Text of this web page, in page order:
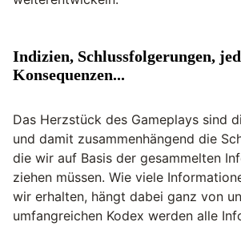
Indizien, Schlussfolgerungen,
Konsequenzen...
Das Herzstück des Gameplays sind
und damit zusammenhängend die
die wir auf Basis der gesammelten
ziehen müssen. Wie viele
wir erhalten, hängt dabei ganz von
umfangreichen Kodex werden alle